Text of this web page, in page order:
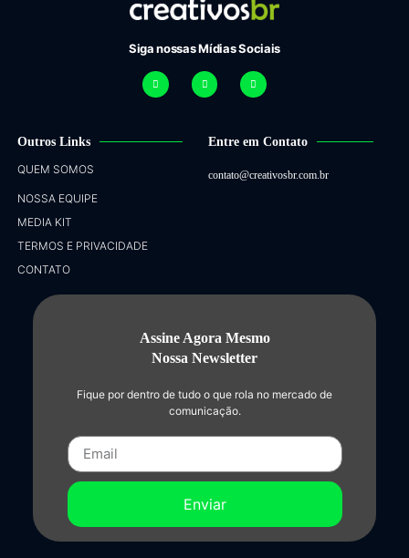
Siga nossas Mídias Sociais
Outros Links
QUEM SOMOS
NOSSA EQUIPE
MEDIA KIT
TERMOS E PRIVACIDADE
CONTATO
Entre em Contato
contato@creativosbr.com.br
Assine Agora Mesmo
Nossa Newsletter
Fique por dentro de tudo o que rola no mercado de
comunicação.
Enviar